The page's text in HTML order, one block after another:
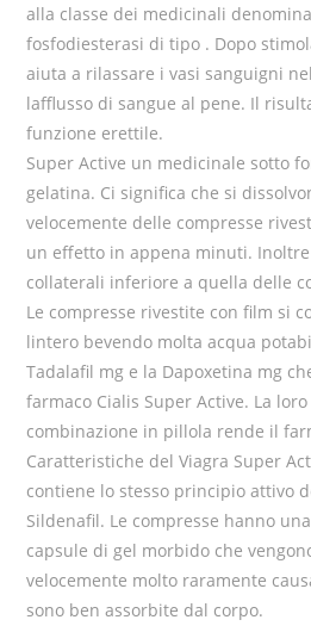
alla classe dei medicinali
fosfodiesterasi di tipo . Dopo
aiuta a rilassare i vasi sanguigni
lafflusso di sangue al pene. Il
funzione erettile.
Super Active un medicinale sotto
gelatina. Ci significa che si
velocemente delle compresse
un effetto in appena minuti.
collaterali inferiore a quella delle
Le compresse rivestite con film si
lintero bevendo molta acqua
Tadalafil mg e la Dapoxetina mg
farmaco Cialis Super Active. La
combinazione in pillola rende il
Caratteristiche del Viagra Super
contiene lo stesso principio attivo
Sildenafil. Le compresse hanno
capsule di gel morbido che
velocemente molto raramente
sono ben assorbite dal corpo.